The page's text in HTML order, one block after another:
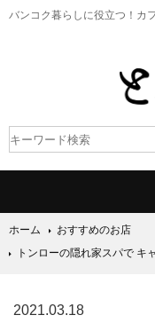
バンコク暮らしに役立つ！ カ
ホーム
おすすめのお店
トンローの隠れ家スパで キ
2021.03.18